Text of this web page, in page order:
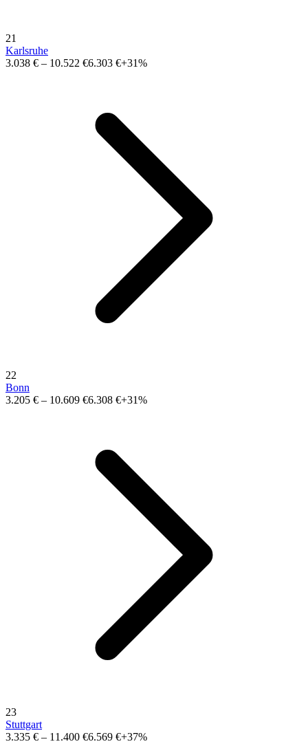
21
Karlsruhe
3.038 € – 10.522 €6.303 €+31%
22
Bonn
3.205 € – 10.609 €6.308 €+31%
23
Stuttgart
3.335 € – 11.400 €6.569 €+37%